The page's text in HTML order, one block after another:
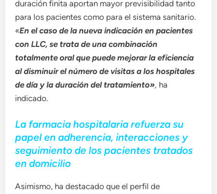
duración finita aportan mayor previsibilidad tanto
para los pacientes como para el sistema sanitario.
«En el caso de la nueva indicación en pacientes
con LLC, se trata de una combinación
totalmente oral que puede mejorar la eficiencia
al disminuir el número de visitas a los hospitales
de día y la duración del tratamiento», ha
indicado.
La farmacia hospitalaria refuerza su
papel en adherencia, interacciones y
seguimiento de los pacientes tratados
en domicilio
Asimismo, ha destacado que el perfil de